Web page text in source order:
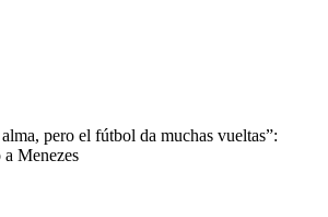
pero el fútbol da muchas vueltas”:
Menezes